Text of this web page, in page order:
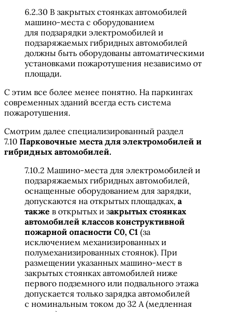
6.2.30 В закрытых стоянках автомобилей
машино-места с оборудованием
для подзарядки электромобилей и
подзаряжаемых гибридных автомобилей
должны быть оборудованы автоматическими
установками пожаротушения независимо от
площади.
С этим все более менее понятно. На паркингах
современных зданий всегда есть система
пожаротушения.
Смотрим далее специализированный раздел
7.10 Парковочные места для электромобилей и
гибридных автомобилей.
7.10.2 Машино-места для электромобилей и
подзаряжаемых гибридных автомобилей,
оснащенные оборудованием для зарядки,
допускаются на открытых площадках, а
также в открытых и закрытых стоянках
автомобилей классов конструктивной
пожарной опасности C0, С1 (за
исключением механизированных и
полумеханизированных стоянок). При
размещении указанных машино-мест в
закрытых стоянках автомобилей ниже
первого подземного или подвального этажа
допускается только зарядка автомобилей
с номинальным током до 32 А (медленная